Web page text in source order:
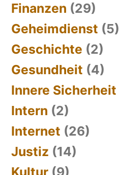
Finanzen (29)
Geheimdienst (5)
Geschichte (2)
Gesundheit (4)
Innere Sicherheit
Intern (2)
Internet (26)
Justiz (14)